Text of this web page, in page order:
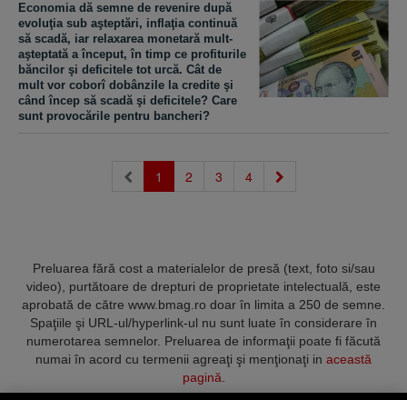
Economia dă semne de revenire după
evoluţia sub aşteptări, inflaţia continuă
să scadă, iar relaxarea monetară mult-
aşteptată a început, în timp ce profiturile
băncilor şi deficitele tot urcă. Cât de
mult vor coborî dobânzile la credite şi
când încep să scadă şi deficitele? Care
sunt provocările pentru bancheri?
1 (current)
2 3 4
Preluarea fără cost a materialelor de presă (text, foto si/sau
video), purtătoare de drepturi de proprietate intelectuală, este
aprobată de către www.bmag.ro doar în limita a 250 de semne.
Spaţiile şi URL-ul/hyperlink-ul nu sunt luate în considerare în
numerotarea semnelor. Preluarea de informaţii poate fi făcută
numai în acord cu termenii agreaţi şi menţionaţi in această
pagină